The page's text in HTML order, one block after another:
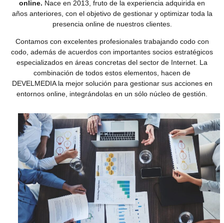
online. Nace en 2013, fruto de la experiencia adquirida en
años anteriores, con el objetivo de gestionar y optimizar toda la
presencia online de nuestros clientes.
Contamos con excelentes profesionales trabajando codo con
codo, además de acuerdos con importantes socios estratégicos
especializados en áreas concretas del sector de Internet. La
combinación de todos estos elementos, hacen de
DEVELMEDIA la mejor solución para gestionar sus acciones en
entornos online, integrándolas en un sólo núcleo de gestión.